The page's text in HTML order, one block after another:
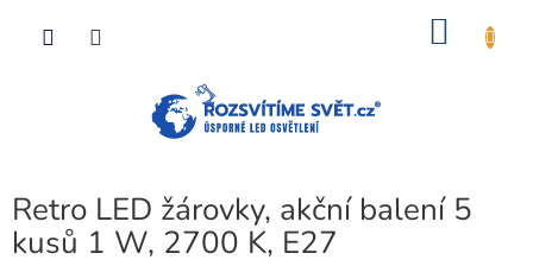
Retro LED žárovky, akční balení 5
kusů 1 W, 2700 K, E27